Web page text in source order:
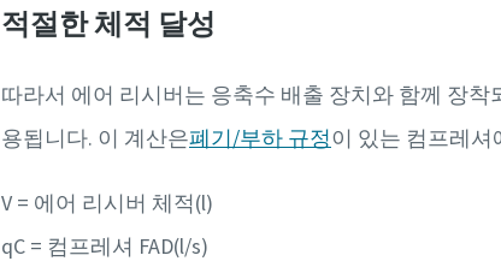
적절한 체적 달성
따라서 에어 리시버는 응축수 배출 장치와 함께 장
용됩니다. 이 계산은폐기/부하 규정이 있는 컴프레셔
V = 에어 리시버 체적(l)
qC = 컴프레셔 FAD(l/s)